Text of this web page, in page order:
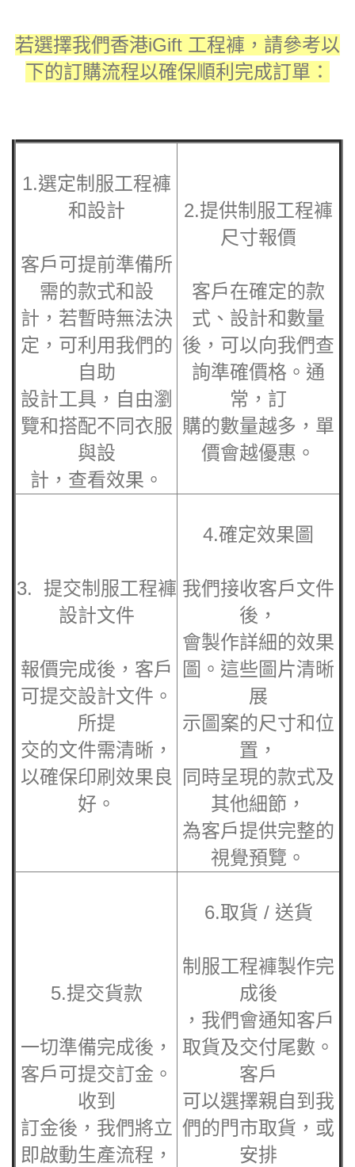
若選擇我們香港iGift 工程褲 ，請參考以
下的訂購流程以確保順利完成訂單：
1.選定制服工程褲
和設計
客戶可提前準備所
需的款式和設
計，若暫時無法決
定，可利用我們的
自助
設計工具，自由瀏
覽和搭配不同衣服
與設
計，查看效果。
2.提供制服工程褲
尺寸報價
客戶在確定的款
式、設計和數量
後，可以向我們查
詢準確價格。通
常，訂
購的數量越多，單
價會越優惠。
3. 提交制服工程褲
設計文件
報價完成後，客戶
可提交設計文件。
所提
交的文件需清晰，
以確保印刷效果良
好。
4.確定效果圖
我們接收客戶文件
後，
會製作詳細的效果
圖。這些圖片清晰
展
示圖案的尺寸和位
置，
同時呈現的款式及
其他細節，
為客戶提供完整的
視覺預覽。
5.提交貨款
一切準備完成後，
客戶可提交訂金。
收到
訂金後，我們將立
即啟動生產流程，
6.取貨 / 送貨
制服工程褲製作完
成後
，我們會通知客戶
取貨及交付尾數。
客戶
可以選擇親自到我
們的門市取貨，或
安排